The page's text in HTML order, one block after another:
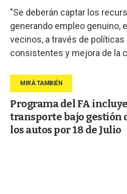
"Se deberán captar los
generando empleo genuino,
vecinos, a través de políticas
consistentes y mejora de la
Programa del FA
transporte bajo gestión
los autos por 18 de Julio